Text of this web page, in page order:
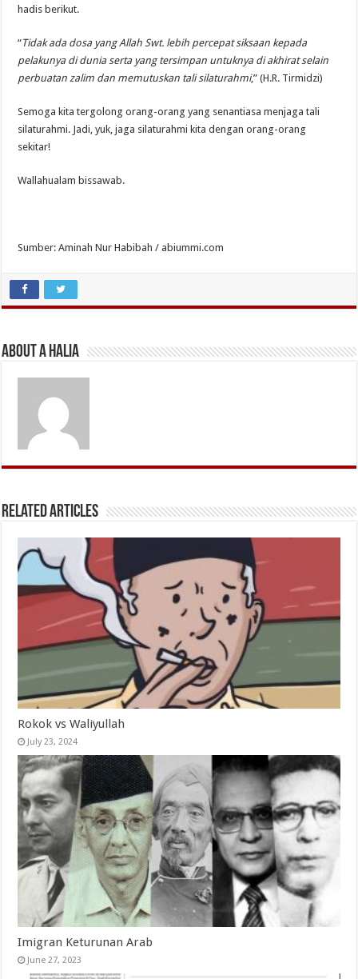
hadis berikut.
“Tidak ada dosa yang Allah Swt. lebih percepat siksaan kepada
pelakunya di dunia serta yang tersimpan untuknya di akhirat selain
perbuatan zalim dan memutuskan tali silaturahmi,” (H.R. Tirmidzi)
Semoga kita tergolong orang-orang yang senantiasa menjaga tali
silaturahmi. Jadi, yuk, jaga silaturahmi kita dengan orang-orang
sekitar!
Wallahualam bissawab.
Sumber: Aminah Nur Habibah / abiummi.com
About A Halia
Related Articles
Rokok vs Waliyullah
July 23, 2024
Imigran Keturunan Arab
June 27, 2023